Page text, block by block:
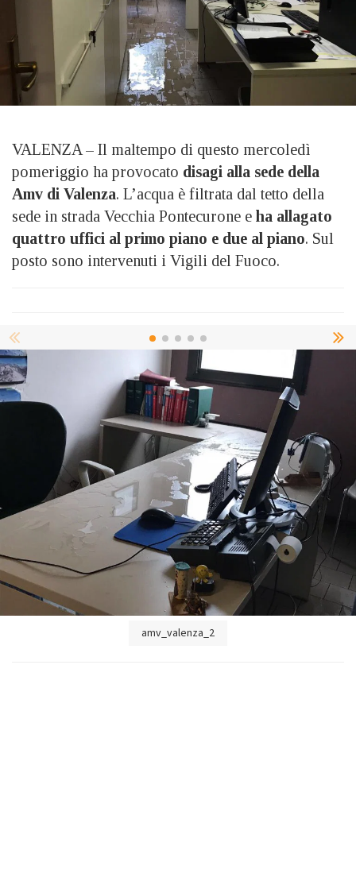
VALENZA – Il maltempo di questo mercoledì
pomeriggio ha provocato disagi alla sede della
Amv di Valenza. L’acqua è filtrata dal tetto della
sede in strada Vecchia Pontecurone e ha allagato
quattro uffici al primo piano e due al piano. Sul
posto sono intervenuti i Vigili del Fuoco.
amv_valenza_2